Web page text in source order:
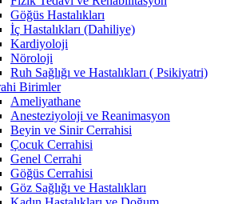
Göğüs Hastalıkları
İç Hastalıkları (Dahiliye)
Kardiyoloji
Nöroloji
Ruh Sağlığı ve Hastalıkları ( Psikiyatri)
Birimler
Ameliyathane
Anesteziyoloji ve Reanimasyon
Beyin ve Sinir Cerrahisi
Çocuk Cerrahisi
Genel Cerrahi
Göğüs Cerrahisi
Göz Sağlığı ve Hastalıkları